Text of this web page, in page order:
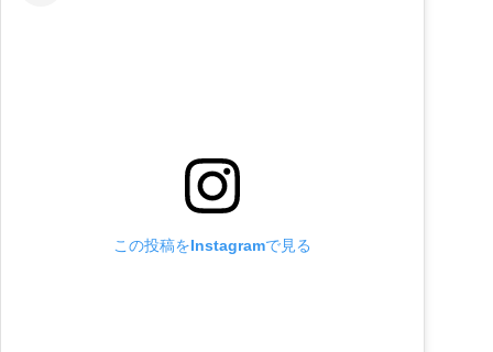
この投稿をInstagramで見る